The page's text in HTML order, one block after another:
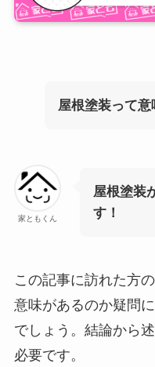
屋根塗装って意
家ともくん
屋根塗装
す！
この記事に訪れた方
意味があるのか疑問
でしょう。結論から
必要です。